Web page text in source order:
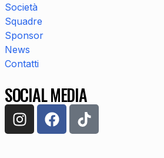
Società
Squadre
Sponsor
News
Contatti
SOCIAL MEDIA